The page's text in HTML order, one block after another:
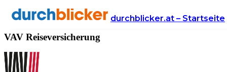
durchblicker.at – Startseite
Anbieter Versicherung reiseversicherung VAV
VAV Reiseversicherung